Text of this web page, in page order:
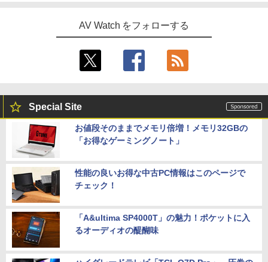
AV Watch をフォローする
Special Site
お値段そのままでメモリ倍増！メモリ32GBの
「お得なゲーミングノート」
性能の良いお得な中古PC情報はこのページで
チェック！
「A&ultima SP4000T」の魅力！ポケットに入
るオーディオの醍醐味